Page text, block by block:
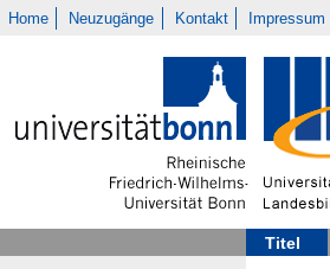
Home Neuzugänge Kontakt Impressum
Titel